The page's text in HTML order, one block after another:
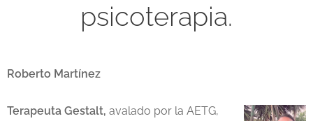
psicoterapia.
Roberto Martínez
Terapeuta Gestalt, avalado por la AETG,